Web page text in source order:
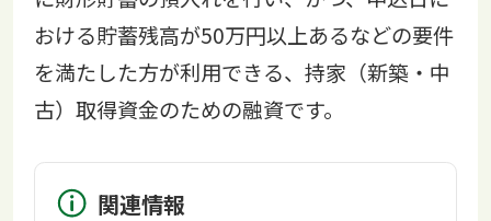
おける貯蓄残高が50万円以上あるなどの要件
を満たした方が利用できる、持家（新築・中
古）取得資金のための融資です。
関連情報